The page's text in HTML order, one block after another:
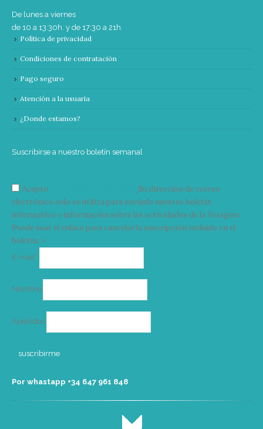
De lunes a viernes
de 10 a 13:30h. y de 17:30 a 21h.
Política de privacidad
Condiciones de contratación
Pago seguro
Atención a la usuaria
¿Donde estamos?
Suscribirse a nuestro boletín semanal
Acepto
Su dirección de correo
electrónico solo se utiliza para enviarle nuestro boletín
informativo e información sobre las actividades de la Vorágine.
Puede usar el enlace para cancelar la suscripción incluido en el
boletín. >
E-mail*
Nombre
Apellidos
Por whastapp +34 ‭647 961 848‬